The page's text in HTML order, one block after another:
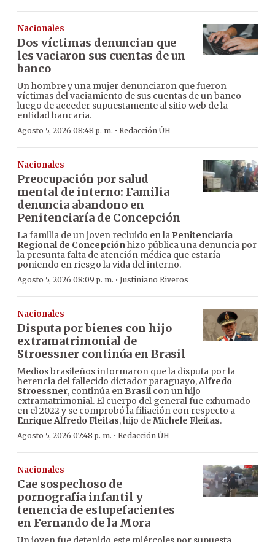
Nacionales
Dos víctimas denuncian que
les vaciaron sus cuentas de un
banco
Un hombre y una mujer denunciaron que fueron
víctimas del vaciamiento de sus cuentas de un banco
luego de acceder supuestamente al sitio web de la
entidad bancaria.
Agosto 5, 2026 08:48 p. m. · Redacción ÚH
Nacionales
Preocupación por salud
mental de interno: Familia
denuncia abandono en
Penitenciaría de Concepción
La familia de un joven recluido en la Penitenciaría
Regional de Concepciónhizo pública una denuncia por
la presunta falta de atención médica que estaría
poniendo en riesgo la vida del interno.
Agosto 5, 2026 08:09 p. m. · Justiniano Riveros
Nacionales
Disputa por bienes con hijo
extramatrimonial de
Stroessner continúa en Brasil
Medios brasileños informaron que la disputa por la
herencia del fallecido dictador paraguayo,Alfredo
Stroessner, continúa en Brasilcon un hijo
extramatrimonial. El cuerpo del general fue exhumado
en el 2022 y se comprobó la filiación con respecto a
Enrique Alfredo Fleitas, hijo deMichele Fleitas.
Agosto 5, 2026 07:48 p. m. · Redacción ÚH
Nacionales
Cae sospechoso de
pornografía infantil y
tenencia de estupefacientes
en Fernando de la Mora